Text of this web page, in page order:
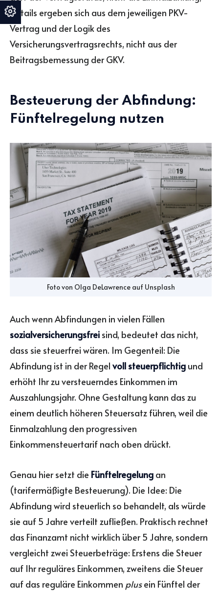
Details ergeben sich aus dem jeweiligen PKV-
Vertrag und der Logik des
Versicherungsvertragsrechts, nicht aus der
Beitragsbemessung der GKV.
Besteuerung der Abfindung:
Fünftelregelung nutzen
Foto von Olga DeLawrenceauf Unsplash
Auch wenn Abfindungen in vielen Fällen
sozialversicherungsfrei sind, bedeutet das nicht,
dass sie steuerfrei wären. Im Gegenteil: Die
Abfindung ist in der Regel voll steuerpflichtig und
erhöht Ihr zu versteuerndes Einkommen im
Auszahlungsjahr. Ohne Gestaltung kann das zu
einem deutlich höheren Steuersatz führen, weil die
Einmalzahlung den progressiven
Einkommensteuertarif nach oben drückt.
Genau hier setzt die Fünftelregelung an
(tarifermäßigte Besteuerung). Die Idee: Die
Abfindung wird steuerlich so behandelt, als würde
sie auf 5 Jahre verteilt zufließen. Praktisch rechnet
das Finanzamt nicht wirklich über 5 Jahre, sondern
vergleicht zwei Steuerbeträge: Erstens die Steuer
auf Ihr reguläres Einkommen, zweitens die Steuer
auf das reguläre Einkommen plusein Fünftel der